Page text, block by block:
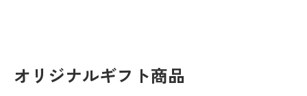
【10/31(金)まで】Decoto会員様に朗報です！
オリジナルギフト商品